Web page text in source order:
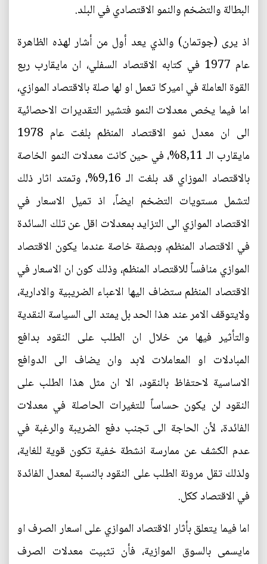
البطالة والتضخم والنمو الاقتصادي في البلد.
اذ يرى (جوتمان) والذي يعد أول من أشار لهذه الظاهرة
عام 1977 في كتابه الاقتصاد السفلي، ان مايقارب ربع
القوة العاملة في اميركا تعمل او لها صلة بالاقتصاد الموازي،
اما فيما يخص معدلات النمو فتشير التقديرات الاحصائية
الى ان معدل نمو الاقتصاد المنظم بلغت عام 1978
مايقارب الـ 8,11%، في حين كانت معدلات النمو الخاصة
بالاقتصاد الموزاي قد بلغت الـ 9,16%، وتمتد اثار ذلك
لتشمل مستويات التضخم ايضاً، اذ تميل الاسعار في
الاقتصاد الموازي الى التزايد بمعدلات اقل عن تلك السائدة
في الاقتصاد المنظم، وبصفة خاصة عندما يكون الاقتصاد
الموازي منافساً للاقتصاد المنظم، وذلك كون ان الاسعار في
الاقتصاد المنظم ستضاف اليها الاعباء الضريبية والادارية،
ولايتوقف الامر عند هذا الحد بل يمتد الى السياسة النقدية
والتأثير فيها من خلال ان الطلب على النقود بدافع
المبادلات او المعاملات لابد وان يضاف الى الدوافع
الاساسية لاحتفاظ بالنقود، الا ان مثل هذا الطلب على
النقود لن يكون حساساً للتغيرات الحاصلة في معدلات
الفائدة، لأن الحاجة الى تجنب دفع الضريبة والرغبة في
عدم الكشف عن ممارسة انشطة خفية تكون قوية للغاية،
ولذلك تقل مرونة الطلب على النقود بالنسبة لمعدل الفائدة
في الاقتصاد ككل.
اما فيما يتعلق بأثار الاقتصاد الموازي على اسعار الصرف او
مايسمى بالسوق الموازية، فأن تثبيت معدلات الصرف